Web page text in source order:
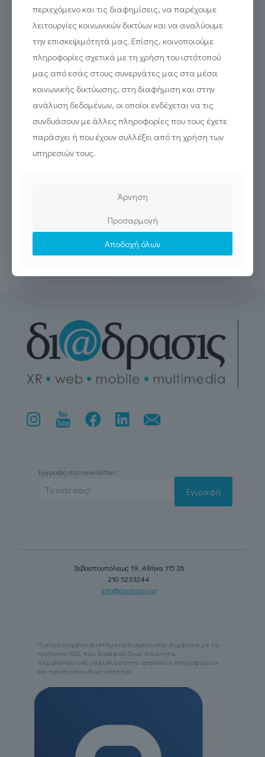
Δημιουργούμε τα νέα VR Labs του ΔΠΘ
Εγγραφή στο newsletter:
Σεβαστουπόλεως 19, Αθήνα 115 26
210 5233244
info@diadrasis.gr
Πιστοποιημένα συστήματα διαχείρισης σύμφωνα με τα
πρότυπα ISO, που διασφαλίζουν ποιότητα,
περιβαλλοντική υπευθυνότητα, ασφάλεια πληροφοριών
και προστασία ιδιωτικότητας.
περιεχόμενο και τις διαφημίσεις, να παρέχουμε
λειτουργίες κοινωνικών δικτύων και να αναλύουμε
την επισκεψιμότητά μας. Επίσης, κοινοποιούμε
πληροφορίες σχετικά με τη χρήση του ιστότοπού
μας από εσάς στους συνεργάτες μας στα μέσα
κοινωνικής δικτύωσης, στη διαφήμιση και στην
ανάλυση δεδομένων, οι οποίοι ενδέχεται να τις
συνδυάσουν με άλλες πληροφορίες που τους έχετε
παράσχει ή που έχουν συλλέξει από τη χρήση των
υπηρεσιών τους.
Άρνηση
Προσαρμογή
Αποδοχή όλων